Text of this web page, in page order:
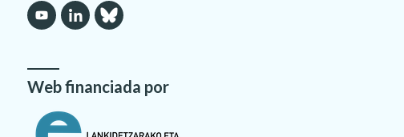
Web financiada por